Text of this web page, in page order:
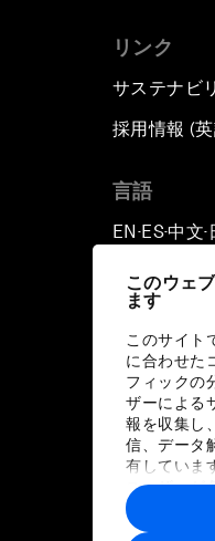
このウェ
ます
このサイト
に合わせた
フィックの
ザーによる
報を収集し
信、データ
有していま
ユーザーが
報や各パー
に収集され
リンク
サステナビ
採用情報 (
言語
EN ▪ ES▪中文▪